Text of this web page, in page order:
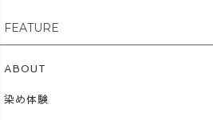
FEATURE
ABOUT
染め体験